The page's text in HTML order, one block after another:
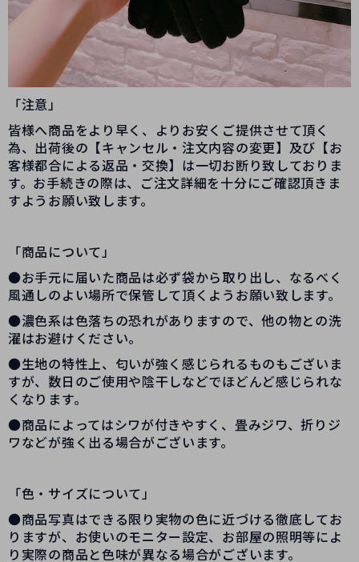
「注意」
皆様へ商品をより早く、よりお安くご提供させて頂く
為、出荷後の【キャンセル・注文内容の変更】及び【お
客様都合による返品・交換】は一切お断り致しておりま
す。お手続きの際は、ご注文詳細を十分にご確認頂きま
すようお願い致します。
「商品について」
●お手元に届いた商品は必ず袋から取り出し、なるべく
風通しのよい場所で保管して頂くようお願い致します。
●濃色系は色落ちの恐れがありますので、他の物との洗
濯はお避けください。
●生地の特性上、匂いが強く感じられるものもございま
すが、数日のご使用や陰干しなどでほどんど感じられな
くなります。
●商品によってはシワが付きやすく、畳みジワ、折りジ
ワなどが強く出る場合がございます。
「色・サイズについて」
●商品写真はできる限り実物の色に近づける徹底してお
りますが、お使いのモニター設定、お部屋の照明等によ
り実際の商品と色味が異なる場合がございます。